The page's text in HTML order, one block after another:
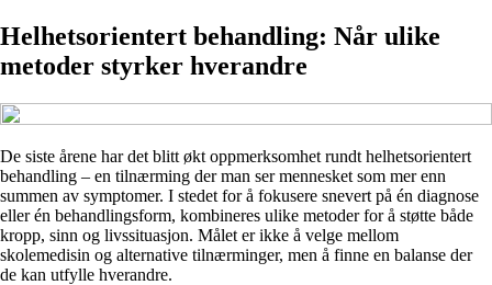
Helhetsorientert behandling: Når ulike
metoder styrker hverandre
De siste årene har det blitt økt oppmerksomhet rundt helhetsorientert
behandling – en tilnærming der man ser mennesket som mer enn
summen av symptomer. I stedet for å fokusere snevert på én diagnose
eller én behandlingsform, kombineres ulike metoder for å støtte både
kropp, sinn og livssituasjon. Målet er ikke å velge mellom
skolemedisin og alternative tilnærminger, men å finne en balanse der
de kan utfylle hverandre.